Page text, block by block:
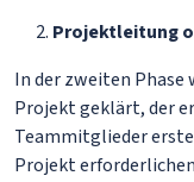
Projektleitung
In der zweiten
Projekt geklärt, der
Teammitglieder
Projekt